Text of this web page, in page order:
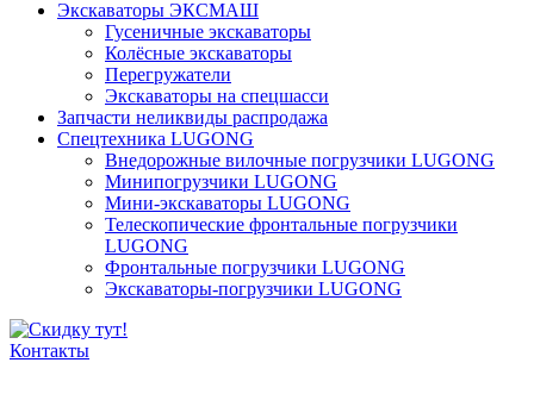
Экскаваторы ЭКСМАШ
Гусеничные экскаваторы
Колёсные экскаваторы
Перегружатели
Экскаваторы на спецшасси
Запчасти неликвиды распродажа
Спецтехника LUGONG
Внедорожные вилочные погрузчики LUGONG
Минипогрузчики LUGONG
Мини-экскаваторы LUGONG
Телескопические фронтальные погрузчики
LUGONG
Фронтальные погрузчики LUGONG
Экскаваторы-погрузчики LUGONG
Контакты